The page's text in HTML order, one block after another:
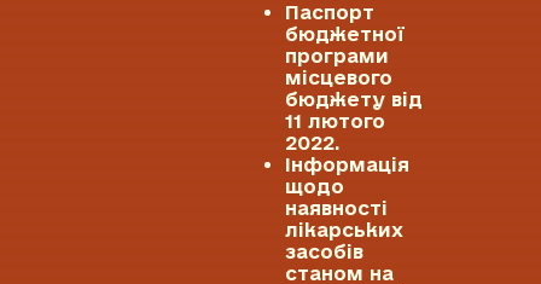
Паспорт
бюджетної
програми
місцевого
бюджету від
11 лютого
2022.
Інформація
щодо
наявності
лікарських
засобів
станом на